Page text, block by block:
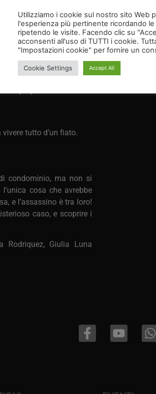
indaga.
la classica atmosfera da
diventa una vera sala
scavare nelle loro
la propria soluzione –
tutto d’un fiato.
condominio, ma non si
cosa che avrebbe
e l’assassino è tra loro!
caso, e scoprire i
Rodriquez, Giulia Luna
Utilizziamo i cookie sul nostro sito Web
l'esperienza più pertinente ricordando
ripetendo le visite. Facendo clic su
acconsenti all'uso di TUTTI i cookie.
"Impostazioni cookie" per fornire un
Cookie Settings Accept All